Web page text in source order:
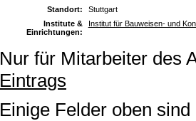
Standort:
Stuttgart
Institute &
Einrichtungen:
Institut für Bauweisen- und
Nur für Mitarbeiter des
Eintrags
Einige Felder oben